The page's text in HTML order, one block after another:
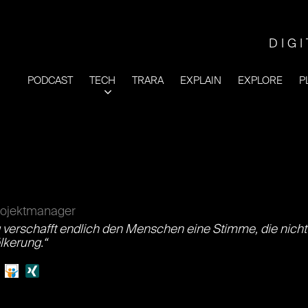
PODCAST TECH TRARA EXPLAIN EXPLORE
endlich den Menschen eine Stimme, die